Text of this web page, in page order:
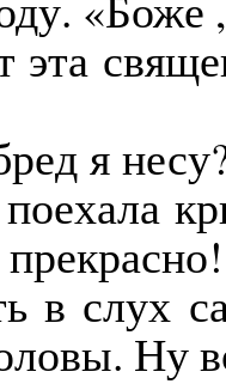
эта
я
в слух
Ну